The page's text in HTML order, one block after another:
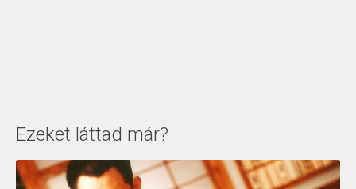
Ezeket láttad már?